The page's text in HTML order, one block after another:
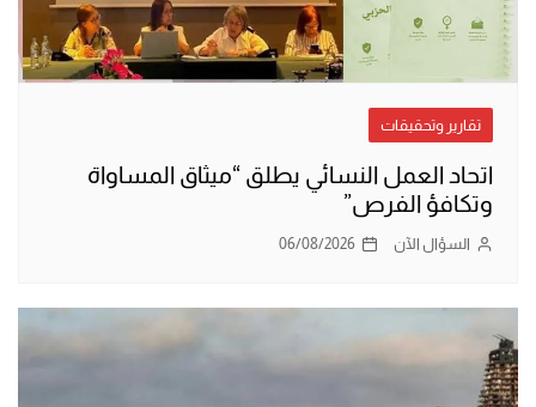
تقارير وتحقيقات
اتحاد العمل النسائي يطلق “ميثاق المساواة
وتكافؤ الفرص”
السؤال الآن 06/08/2026